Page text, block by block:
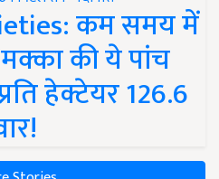
कम समय में
की ये पांच
हेक्टेयर 126.6